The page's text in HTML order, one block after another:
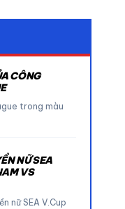
CÔNG
trong màu
NỮ SEA
VS
nữ SEA V.Cup